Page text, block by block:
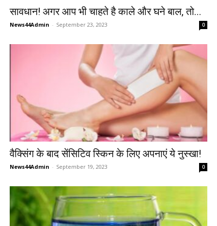
सावधान! अगर आप भी चाहते है काले और घने बाल, तो...
News44Admin - September 23, 2023 0
वैक्सिंग के बाद सेंसिटिव स्किन के लिए अपनाएं ये नुस्खा!
News44Admin - September 19, 2023 0